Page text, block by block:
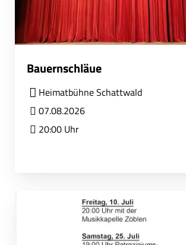
Bauernschläue
Heimatbühne Schattwald
07.08.2026
20:00 Uhr